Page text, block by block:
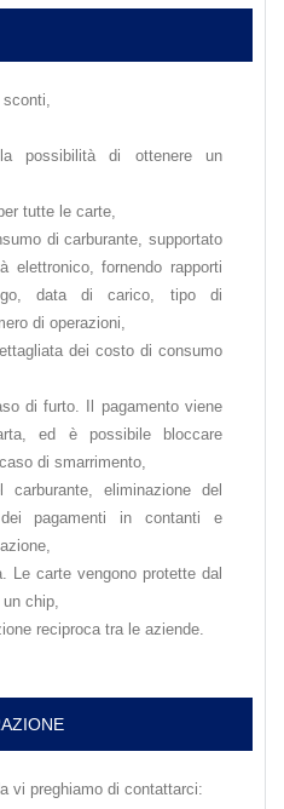
sconti,
possibilità di ottenere un
tutte le carte,
di carburante, supportato
elettronico, fornendo rapporti
data di carico, tipo di
di operazioni,
dei costo di consumo
di furto. Il pagamento viene
ed è possibile bloccare
di smarrimento,
eliminazione del
pagamenti in contanti e
Le carte vengono protette dal
chip,
reciproca tra le aziende.
vi preghiamo di contattarci: